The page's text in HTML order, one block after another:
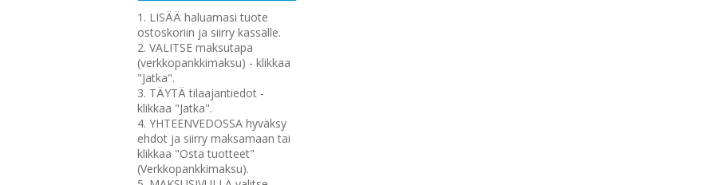
1. LISÄÄ haluamasi tuote
ostoskoriin ja siirry kassalle.
2. VALITSE maksutapa
(verkkopankkimaksu) - klikkaa
"Jatka".
3. TÄYTÄ tilaajantiedot -
klikkaa "Jatka".
4. YHTEENVEDOSSA hyväksy
ehdot ja siirry maksamaan tai
klikkaa "Osta tuotteet"
(Verkkopankkimaksu).